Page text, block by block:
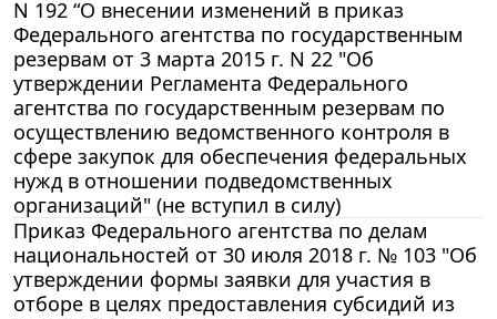
N 192 “О внесении изменений в приказ
Федерального агентства по государственным
резервам от 3 марта 2015 г. N 22 "Об
утверждении Регламента Федерального
агентства по государственным резервам по
осуществлению ведомственного контроля в
сфере закупок для обеспечения федеральных
нужд в отношении подведомственных
организаций" (не вступил в силу)
Приказ Федерального агентства по делам
национальностей от 30 июля 2018 г. № 103 "Об
утверждении формы заявки для участия в
отборе в целях предоставления субсидий из